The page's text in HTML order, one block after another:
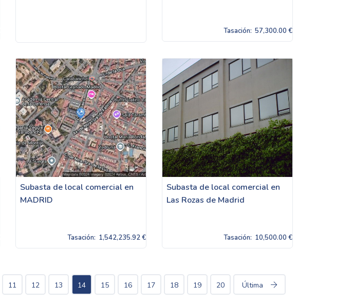
Tasación: 57,300.00 €
Subasta de local comercial en
MADRID
Tasación: 1,542,235.92 €
Subasta de local comercial en
Las Rozas de Madrid
Tasación: 10,500.00 €
11 12 13 14 15 16 17 18 19 20 Última